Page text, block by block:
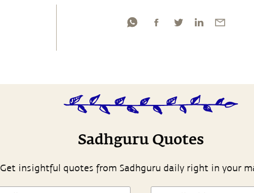
Sadhguru Quotes
Get insightful quotes from Sadhguru daily right in your